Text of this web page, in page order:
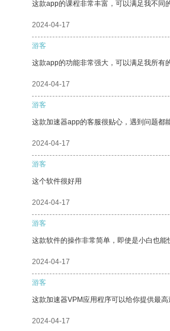
这款app的课程非常丰富，可以满足我不同
2024-04-17
游客
这款app的功能非常强大，可以满足我所有
2024-04-17
游客
这款加速器app的客服很贴心，遇到问题都
2024-04-17
游客
这个软件很好用
2024-04-17
游客
这款软件的操作非常简单，即使是小白也能
2024-04-17
游客
这款加速器VPM应用程序可以给你提供最
2024-04-17